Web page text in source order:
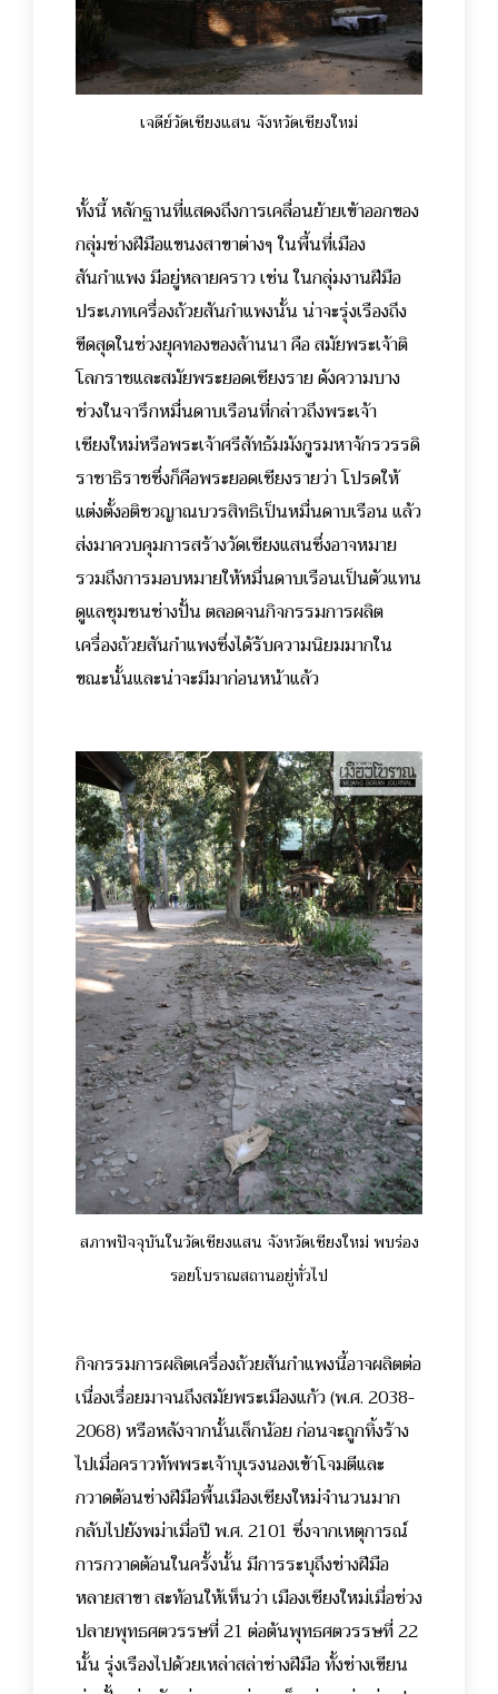
เจดีย์วัดเชียงแสน จังหวัดเชียงใหม่
ทั้งนี้ หลักฐานที่แสดงถึงการเคลื่อนย้ายเข้าออกของ
กลุ่มช่างฝีมือแขนงสาขาต่างๆ ในพื้นที่เมือง
สันกำแพง มีอยู่หลายคราว เช่น ในกลุ่มงานฝีมือ
ประเภทเครื่องถ้วยสันกำแพงนั้น น่าจะรุ่งเรืองถึง
ขีดสุดในช่วงยุคทองของล้านนา คือ สมัยพระเจ้าติ
โลกราชและสมัยพระยอดเชียงราย ดังความบาง
ช่วงในจารึกหมื่นดาบเรือนที่กล่าวถึงพระเจ้า
เชียงใหม่หรือพระเจ้าศรีสัทธัมมังกูรมหาจักรวรรดิ
ราชาธิราชซึ่งก็คือพระยอดเชียงรายว่า โปรดให้
แต่งตั้งอติชวญาณบวรสิทธิเป็นหมื่นดาบเรือน แล้ว
ส่งมาควบคุมการสร้างวัดเชียงแสนซึ่งอาจหมาย
รวมถึงการมอบหมายให้หมื่นดาบเรือนเป็นตัวแทน
ดูแลชุมชนช่างปั้น ตลอดจนกิจกรรมการผลิต
เครื่องถ้วยสันกำแพงซึ่งได้รับความนิยมมากใน
ขณะนั้นและน่าจะมีมาก่อนหน้าแล้ว
สภาพปัจจุบันในวัดเชียงแสน จังหวัดเชียงใหม่ พบร่อง
รอยโบราณสถานอยู่ทั่วไป
กิจกรรมการผลิตเครื่องถ้วยสันกำแพงนี้อาจผลิตต่อ
เนื่องเรื่อยมาจนถึงสมัยพระเมืองแก้ว (พ.ศ. 2038-
2068) หรือหลังจากนั้นเล็กน้อย ก่อนจะถูกทิ้งร้าง
ไปเมื่อคราวทัพพระเจ้าบุเรงนองเข้าโจมตีและ
กวาดต้อนช่างฝีมือพื้นเมืองเชียงใหม่จำนวนมาก
กลับไปยังพม่าเมื่อปี พ.ศ. 2101 ซึ่งจากเหตุการณ์
การกวาดต้อนในครั้งนั้น มีการระบุถึงช่างฝีมือ
หลายสาขา สะท้อนให้เห็นว่า เมืองเชียงใหม่เมื่อช่วง
ปลายพุทธศตวรรษที่ 21 ต่อต้นพุทธศตวรรษที่ 22
นั้น รุ่งเรืองไปด้วยเหล่าสล่าช่างฝีมือ ทั้งช่างเขียน